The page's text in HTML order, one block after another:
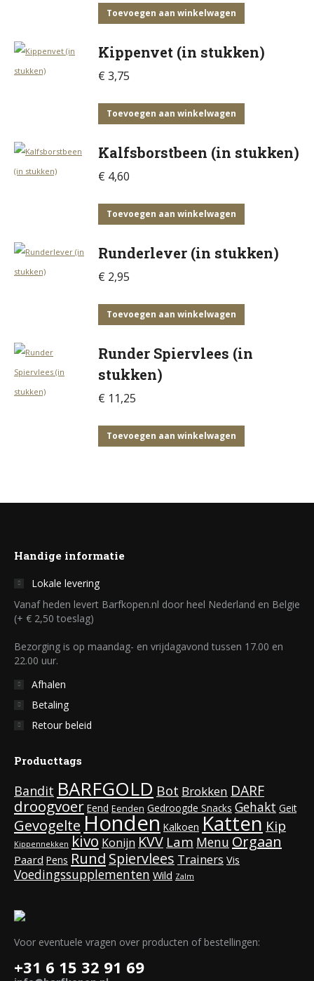
Toevoegen aan winkelwagen
Kippenvet (in stukken)
€ 3,75
Toevoegen aan winkelwagen
Kalfsborstbeen (in stukken)
€ 4,60
Toevoegen aan winkelwagen
Runderlever (in stukken)
€ 2,95
Toevoegen aan winkelwagen
Runder Spiervlees (in
stukken)
€ 11,25
Toevoegen aan winkelwagen
Handige informatie
Lokale levering
Vanaf heden levert Barfkopen.nl door heel Nederland en Belgie
(+ € 2,50 toeslag)
Bezorging is op maandag- en vrijdagavond tussen 17.00 en
22.00 uur.
Afhalen
Betaling
Retour beleid
Producttags
Bandit BARFGOLD Bot Brokken DARF
droogvoer Eend Eenden Gedroogde Snacks Gehakt Geit
GevogelteHonden Kalkoen Katten Kip
Kippennekken kivo Konijn KVV Lam Menu Orgaan
Paard Pens Rund Spiervlees Trainers Vis
Voedingssupplementen Wild Zalm
Voor eventuele vragen over producten of bestellingen:
+31 6 15 32 91 69